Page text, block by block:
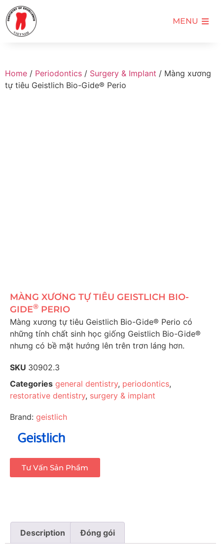
MENU
Home / Periodontics / Surgery & Implant / Màng xương
tự tiêu Geistlich Bio-Gide® Perio
MÀNG XƯƠNG TỰ TIÊU GEISTLICH BIO-
GIDE® PERIO
Màng xương tự tiêu Geistlich Bio-Gide® Perio có
những tính chất sinh học giống Geistlich Bio-Gide®
nhưng có bề mặt hướng lên trên trơn láng hơn.
SKU 30902.3
Categories general dentistry, periodontics,
restorative dentistry, surgery & implant
Brand: geistlich
Tư Vấn Sản Phẩm
Description Đóng gói